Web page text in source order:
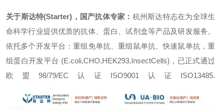
关于斯达特(Starter)，国产抗体专家： 杭州斯达特志在为全球生
命科学行业提供优质的抗体、蛋白、试剂盒等产品及研发服务。
依托多个开发平台：重组免单抗、重组鼠单抗、快速鼠单抗，重
组蛋白开发平台 (E.coli,CHO,HEK293,InsectCells)，已正式通过
欧盟98/79/EC认证ISO9001认证ISO13485.